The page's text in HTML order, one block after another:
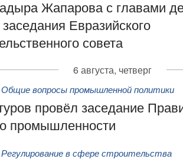
Жапарова с главами
заседания Евразийского
совета
6 августа, четверг
Общие вопросы промышленной политики
провёл заседание
промышленности
Регулирование в сфере строительства